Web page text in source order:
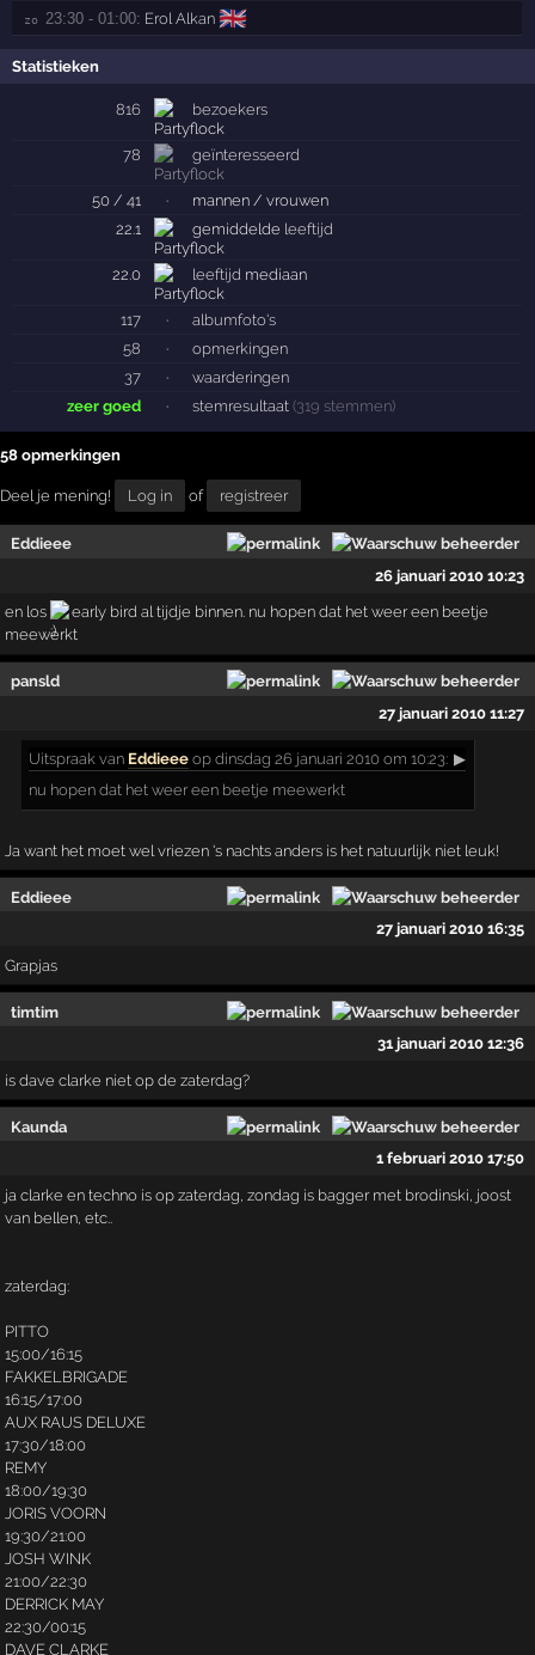
zo 23:30 - 01:00: Erol Alkan 🇬🇧
Statistieken
816 bezoekers
78 geïnteresseerd
50 / 41 ·
mannen / vrouwen
22.1
gemiddelde leeftijd
22.0 leeftijd mediaan
117 ·
albumfoto's
58
·
opmerkingen
37
·
waarderingen
zeer goed
· stemresultaat (319 stemmen)
58 opmerkingen
Deel je mening! Log in of registreer
Eddieee
26 januari 2010 10:23
en los
early bird al tijdje binnen. nu hopen dat het weer een beetje
meewerkt
pansld
27 januari 2010 11:27
Uitspraak van Eddieee op dinsdag 26 januari 2010 om 10:23: ▶
nu hopen dat het weer een beetje meewerkt
Ja want het moet wel vriezen 's nachts anders is het natuurlijk niet leuk!
Eddieee
27 januari 2010 16:35
Grapjas
timtim
31 januari 2010 12:36
is dave clarke niet op de zaterdag?
Kaunda
1 februari 2010 17:50
ja clarke en techno is op zaterdag, zondag is bagger met brodinski, joost
van bellen, etc..
zaterdag:
PITTO
15:00/16:15
FAKKELBRIGADE
16:15/17:00
AUX RAUS DELUXE
17:30/18:00
REMY
18:00/19:30
JORIS VOORN
19:30/21:00
JOSH WINK
21:00/22:30
DERRICK MAY
22:30/00:15
DAVE CLARKE